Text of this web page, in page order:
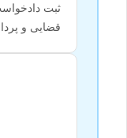
ثبت
قضایی و